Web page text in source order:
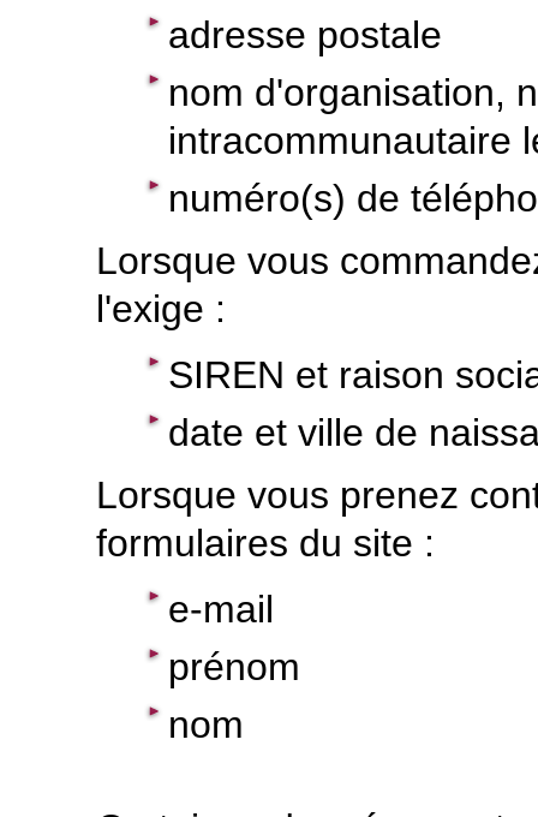
adresse postale
nom d'organisation,
intracommunautaire
numéro(s) de
Lorsque vous
l'exige :
SIREN et raison
date et ville de
Lorsque vous prenez
formulaires du site :
e-mail
prénom
nom